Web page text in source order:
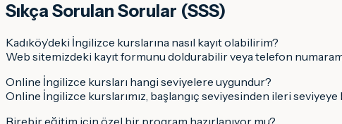
Sıkça Sorulan Sorular (SSS)
Kadıköy’deki İngilizce kurslarına nasıl kayıt olabilirim?
Web sitemizdeki kayıt formunu doldurabilir veya telefon
Online İngilizce kursları hangi seviyelere uygundur?
Online İngilizce kurslarımız, başlangıç seviyesinden ileri